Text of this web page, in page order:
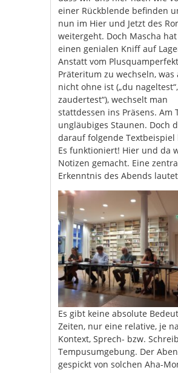
einer Rückblende befinden
nun im Hier und Jetzt des
weitergeht. Doch Mascha
einen genialen Kniff auf
Anstatt vom
Präteritum zu wechseln, was
nicht ohne ist („du
zaudertest“), wechselt man
stattdessen ins Präsens. Am
ungläubiges Staunen. Doch
darauf folgende Textbeispiel
Es funktioniert! Hier und da
Notizen gemacht. Eine
Erkenntnis des Abends
Es gibt keine absolute
Zeiten, nur eine relative, je
Kontext, Sprech- bzw.
Tempusumgebung. Der
gespickt von solchen Aha-